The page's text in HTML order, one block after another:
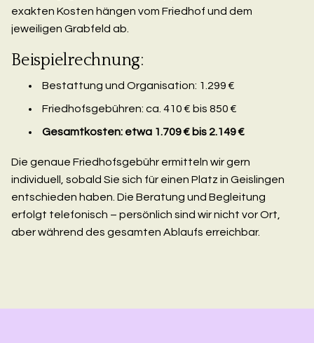
exakten Kosten hängen vom Friedhof und dem
jeweiligen Grabfeld ab.
Beispielrechnung:
Bestattung und Organisation: 1.299 €
Friedhofsgebühren: ca. 410 € bis 850 €
Gesamtkosten: etwa 1.709 € bis 2.149 €
Die genaue Friedhofsgebühr ermitteln wir gern
individuell, sobald Sie sich für einen Platz in Geislingen
entschieden haben. Die Beratung und Begleitung
erfolgt telefonisch – persönlich sind wir nicht vor Ort,
aber während des gesamten Ablaufs erreichbar.